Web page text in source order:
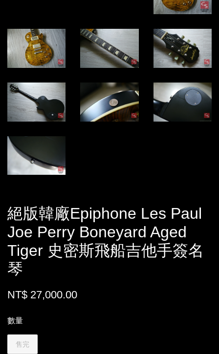
絕版韓廠Epiphone Les Paul
Joe Perry Boneyard Aged
Tiger 史密斯飛船吉他手簽名
琴
NT$ 27,000.00
數量
售完